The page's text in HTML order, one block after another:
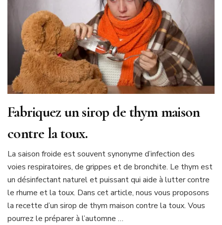
Fabriquez un sirop de thym maison
contre la toux.
La saison froide est souvent synonyme d’infection des
voies respiratoires, de grippes et de bronchite. Le thym est
un désinfectant naturel et puissant qui aide à lutter contre
le rhume et la toux. Dans cet article, nous vous proposons
la recette d’un sirop de thym maison contre la toux. Vous
pourrez le préparer à l’automne …